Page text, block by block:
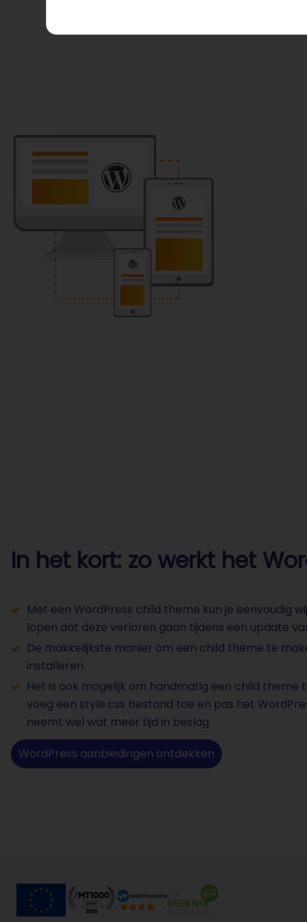
In het kort: zo werkt het
Met een WordPress child theme kun je eenvoudig
lopen dat deze verloren gaan tijdens een update
De makkelijkste manier om een child theme te
installeren.
Het is ook mogelijk om handmatig een child theme
voeg een style.css bestand toe en pas het
neemt wel wat meer tijd in beslag.
WordPress aanbiedingen ontdekken